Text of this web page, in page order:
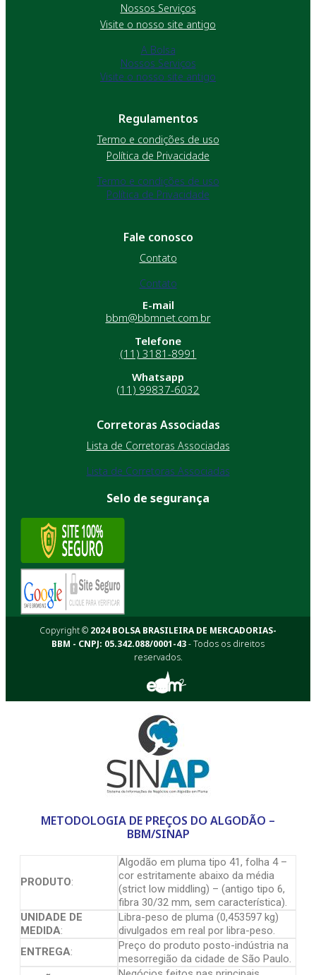
Nossos Serviços
Visite o nosso site antigo
A Bolsa
Nossos Serviços
Visite o nosso site antigo
Regulamentos
Termo e condições de uso
Política de Privacidade
Termo e condições de uso
Política de Privacidade
Fale conosco
Contato
Contato
E-mail
bbm@bbmnet.com.br
Telefone
(11) 3181-8991
Whatsapp
(11) 99837-6032
Corretoras Associadas
Lista de Corretoras Associadas
Lista de Corretoras Associadas
Selo de segurança
Copyright © 2024 BOLSA BRASILEIRA DE MERCADORIAS-
BBM - CNPJ: 05.342.088/0001-43- Todos os direitos
reservados.
METODOLOGIA DE PREÇOS DO ALGODÃO –
BBM/SINAP
PRODUTO:
Algodão em pluma tipo 41, folha 4 –
cor estritamente abaixo da média
(strict low middling) – (antigo tipo 6,
fibra 30/32 mm, sem característica).
UNIDADE DE
MEDIDA:
Libra-peso de pluma (0,453597 kg)
divulgados em real por libra-peso.
ENTREGA:
Preço do produto posto-indústria na
mesorregião da cidade de São Paulo.